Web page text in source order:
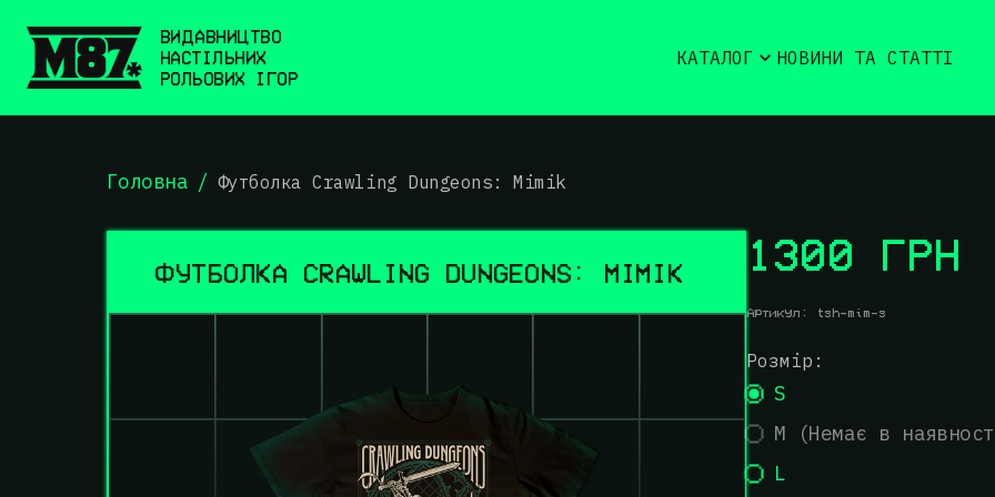
ВИДАВНИЦТВО
НАСТІЛЬНИХ
РОЛЬОВИХ ІГОР
КАТАЛОГ НОВИНИ ТА СТАТТІ
Головна / Футболка Crawling Dungeons: Mimik
1300 ГРН
Артикул: tsh-mim-s
Розмір:
S
M (Немає в
L